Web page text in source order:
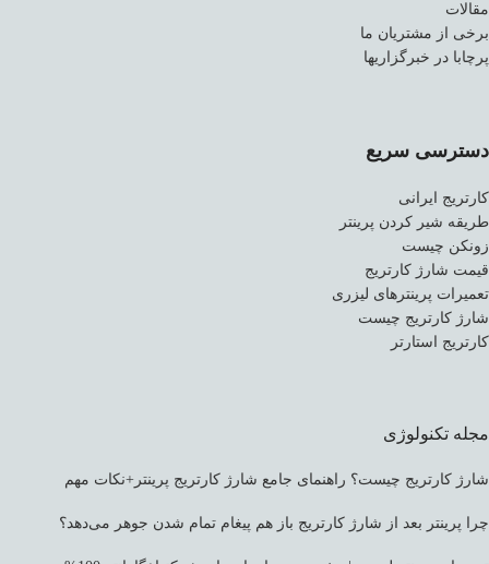
مقالات
برخی از مشتریان ما
پرچابا در خبرگزاریها
دسترسی سریع
کارتریج ایرانی
طریقه شیر کردن پرینتر
زونکن چیست
قیمت شارژ کارتریج
تعمیرات پرینترهای لیزری
شارژ کارتریج چیست
کارتریج استارتر
مجله تکنولوژی
شارژ کارتریج چیست؟ راهنمای جامع شارژ کارتریج پرینتر+نکات مهم
چرا پرینتر بعد از شارژ کارتریج باز هم پیغام تمام شدن جوهر می‌دهد؟